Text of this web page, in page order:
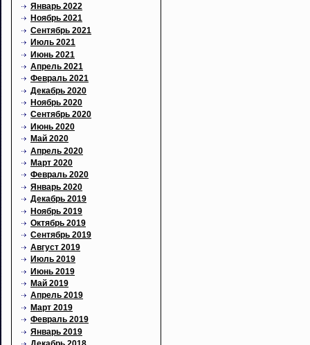
Январь 2022
Ноябрь 2021
Сентябрь 2021
Июль 2021
Июнь 2021
Апрель 2021
Февраль 2021
Декабрь 2020
Ноябрь 2020
Сентябрь 2020
Июнь 2020
Май 2020
Апрель 2020
Март 2020
Февраль 2020
Январь 2020
Декабрь 2019
Ноябрь 2019
Октябрь 2019
Сентябрь 2019
Август 2019
Июль 2019
Июнь 2019
Май 2019
Апрель 2019
Март 2019
Февраль 2019
Январь 2019